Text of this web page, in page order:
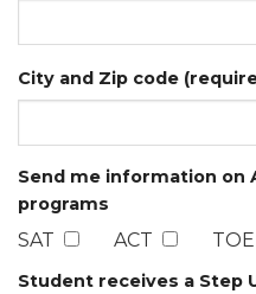
City and Zip code
Send me information on
programs
SAT ACT
Student receives a Step